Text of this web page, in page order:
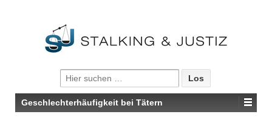
Suche nach:
Geschlechterhäufigkeit bei Tätern